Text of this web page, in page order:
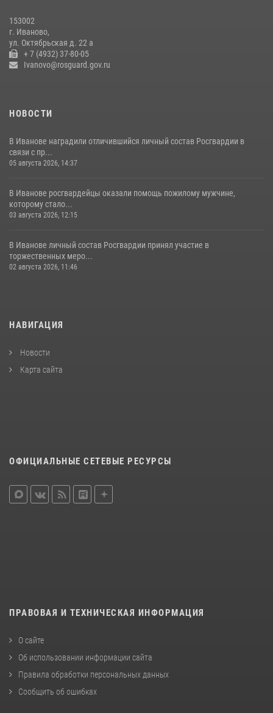
В Иванове росгвардейцы задержали подозреваемого в краже 38
упаковок масла
08 июля 2026, 09:35
153002
г. Иваново,
ул. Октябрьская д. 22 а
+ 7 (4932) 37-80-05
Ivanovo@rosguard.gov.ru
НОВОСТИ
В Иванове наградили отличившийся личный состав Росгвардии в
связи с пр...
05 августа 2026, 14:37
В Иванове росгвардейцы оказали помощь пожилому мужчине,
которому стало...
03 августа 2026, 12:15
В Иванове личный состав Росгвардии принял участие в
торжественных меро...
02 августа 2026, 11:46
НАВИГАЦИЯ
Новости
Карта сайта
ОФИЦИАЛЬНЫЕ СЕТЕВЫЕ РЕСУРСЫ
ПРАВОВАЯ И ТЕХНИЧЕСКАЯ ИНФОРМАЦИЯ
О сайте
Об использовании информации сайта
Правила обработки персональных данных
Сообщить об ошибках